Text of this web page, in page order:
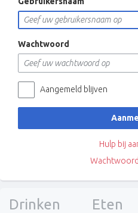
Wachtwoord
Aangemeld blijven
Hulp bij
Drinken Eten